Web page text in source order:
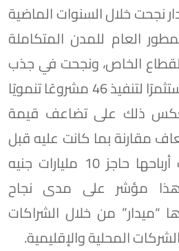
نجحت خلال السنوات الماضية
العام للمدن المتكاملة
الخاص، ونجحت في جذب
أكثر من 29 مطورًا ومستثمرًا لتنفيذ 46 مشروعًا تنمويًا
ذلك على تضاعف قيمة
مقارنة بما كانت عليه قبل
ثلاث سنوات، وتجاوزت أرباحها حاجز 10 مليارات جنيه
2025، وهذا مؤشر على مدى نجاح
“ميدار” من خلال الشراكات
المحلية والإقليمية.